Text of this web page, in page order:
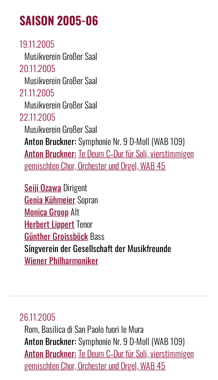
SAISON 2005-06
19.11.2005
Musikverein Großer Saal
20.11.2005
Musikverein Großer Saal
21.11.2005
Musikverein Großer Saal
22.11.2005
Musikverein Großer Saal
Anton Bruckner:Symphonie Nr. 9 D-Moll (WAB 109)
Anton Bruckner:Te Deum C‑Dur für Soli, vierstimmigen
gemischten Chor, Orchester und Orgel, WAB 45
Seiji Ozawa Dirigent
Genia KühmeierSopran
Monica GroopAlt
Herbert LippertTenor
Günther GroissböckBass
Singverein der Gesellschaft der Musikfreunde
Wiener Philharmoniker
26.11.2005
Rom, Basilica di San Paolo fuori le Mura
Anton Bruckner:Symphonie Nr. 9 D-Moll (WAB 109)
Anton Bruckner:Te Deum C‑Dur für Soli, vierstimmigen
gemischten Chor, Orchester und Orgel, WAB 45